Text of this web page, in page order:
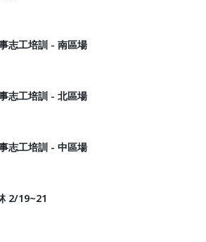
志工培訓 - 南區場
志工培訓 - 北區場
志工培訓 - 中區場
2/19~21